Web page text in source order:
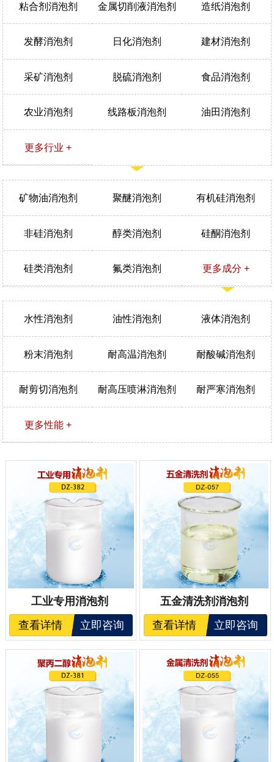
粘合剂消泡剂 金属切削液消泡剂 造纸消泡剂
发酵消泡剂 日化消泡剂 建材消泡剂
采矿消泡剂 脱硫消泡剂 食品消泡剂
农业消泡剂 线路板消泡剂 油田消泡剂
更多行业 +
矿物油消泡剂 聚醚消泡剂 有机硅消泡剂
非硅消泡剂 醇类消泡剂 硅酮消泡剂
硅类消泡剂 氟类消泡剂 更多成分 +
水性消泡剂 油性消泡剂 液体消泡剂
粉末消泡剂 耐高温消泡剂 耐酸碱消泡剂
耐剪切消泡剂 耐高压喷淋消泡剂 耐严寒消泡剂
更多性能 +
工业专用消泡剂
查看详情
立即咨询
五金清洗剂消泡剂
查看详情
立即咨询